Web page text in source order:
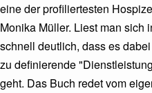
eine der profiliertesten
Monika Müller. Liest man sich
schnell deutlich, dass es
zu definierende
geht. Das Buch redet vom